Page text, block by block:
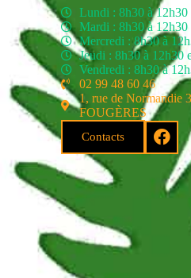
Lundi : 8h30 à 12h30
Mardi : 8h30 à 12h30
Mercredi : 8h30 à
Jeudi : 8h30 à 12h30
Vendredi : 8h30 à
02 99 48 60 46
1, rue de Normandie
FOUGÈRES
Contacts